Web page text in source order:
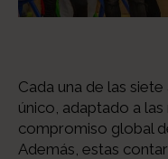
Cada una de las
único, adaptado a
compromiso global
Además, estas